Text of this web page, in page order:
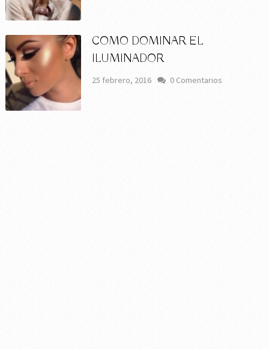
COMO DOMINAR EL
ILUMINADOR
25 febrero, 2016 0 Comentarios